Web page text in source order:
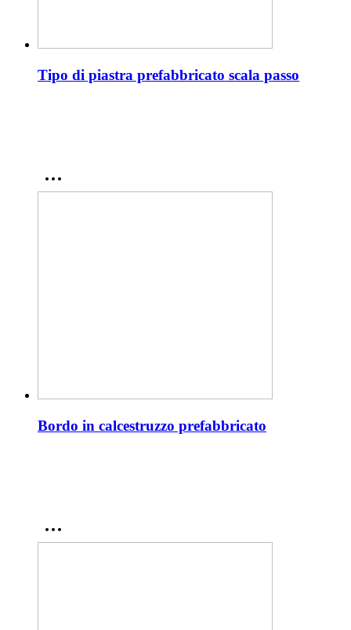
Tipo di piastra prefabbricato scala passo
Bordo in calcestruzzo prefabbricato